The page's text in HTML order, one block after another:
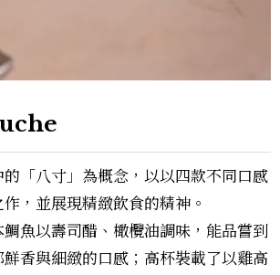
「八寸」為概念，以以四款不同口感
，並展現精緻飲食的精神。
魚以壽司醋、橄欖油調味，能品嘗到
香與細緻的口感；高杯裝載了以雞高